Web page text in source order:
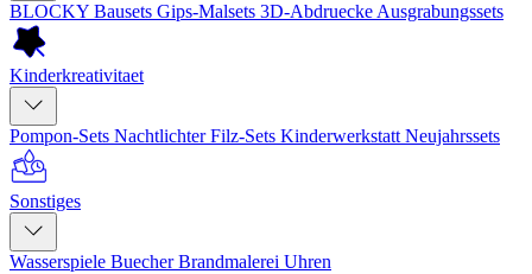
BLOCKY Bausets Gips-Malsets 3D-Abdruecke Ausgrabungssets
Kinderkreativitaet
Pompon-Sets NachtlichterFilz-Sets Kinderwerkstatt Neujahrssets
Sonstiges
Wasserspiele BuecherBrandmalerei Uhren